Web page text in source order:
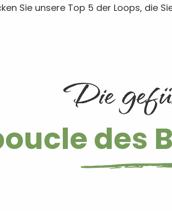
Sie unsere Top 5 der Loops, die
Die
des